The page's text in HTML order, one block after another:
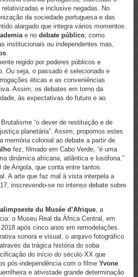
e inclusive negadas. No
da sociedade portuguesa e das
alargado que integra vários momentos
e no debate público, como
institucionais ou independentes mas,
.
regido por poderes públicos e
Ou seja, o passado é selecionado e
éticas e as conveniências
Assim, os debates em torno da
às expectativas do futuro e ao
“o dever de restituição e de
planetária”. Assim, propomos estes
colonial ao debate a partir de
fez, filmado em Cabo Verde, “é uma
dinâmica africana, atlântica e lusófona.”
Angola, que conta entre tantos
A arte que faz mal à vista interpela a
inscrevendo-se no intenso debate sobre
du Musée d’Afrique, a
o Museu Real da África Central, em
após cinco anos em remodelações.
sonora e visual, o arquivo fotográfico
da trágica história do soba
do início do século XX que
pós-independência com o filme Yvone
e ativistade grande determinação